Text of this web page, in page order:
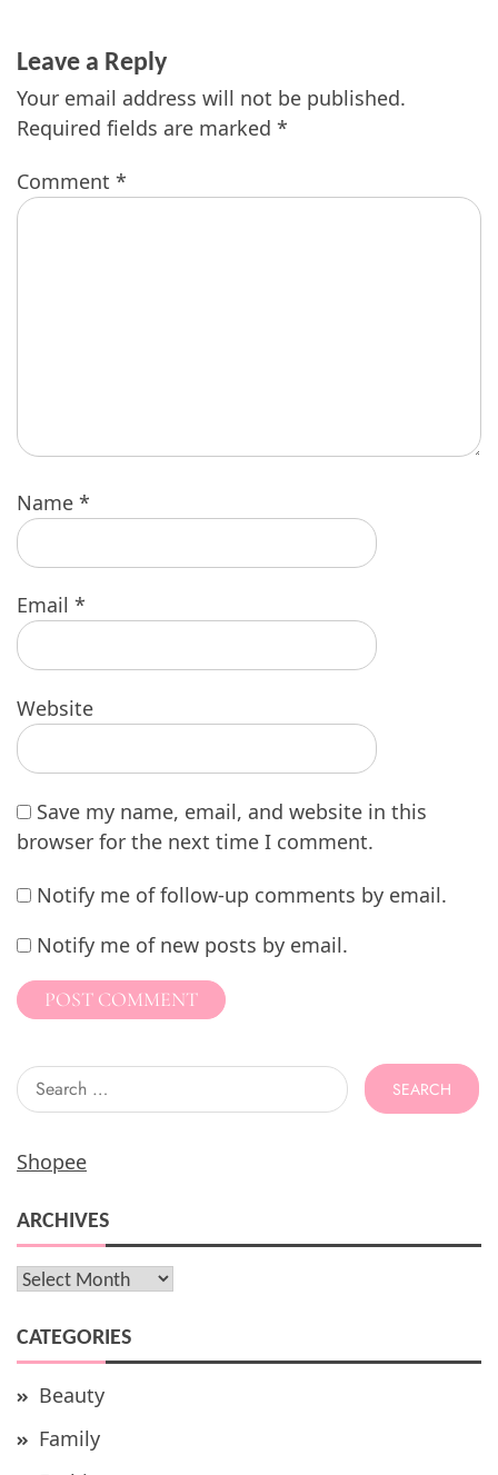
Leave a Reply
Your email address will not be published.
Required fields are marked *
Comment *
Name *
Email *
Website
Save my name, email, and website in this
browser for the next time I comment.
Notify me of follow-up comments by email.
Notify me of new posts by email.
Search
for:
Shopee
ARCHIVES
Archives
CATEGORIES
Beauty
Family